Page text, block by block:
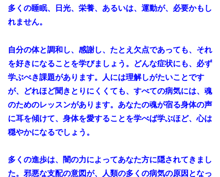
多くの睡眠、日光、栄養、あるいは、運動が、必要かもし
れません。
自分の体と調和し、感謝し、たとえ欠点であっても、それ
を好きになることを学びましょう。どんな症状にも、必ず
学ぶべき課題があります。人には理解しがたいことです
が、どれほど聞きとりにくくても、すべての病気には、魂
のためのレッスンがあります。あなたの魂が宿る身体の声
に耳を傾けて、身体を愛することを学べば学ぶほど、心は
穏やかになるでしょう。
多くの進歩は、闇の力によってあなた方に隠されてきまし
た。邪悪な支配の意図が、人類の多くの病気の原因となっ